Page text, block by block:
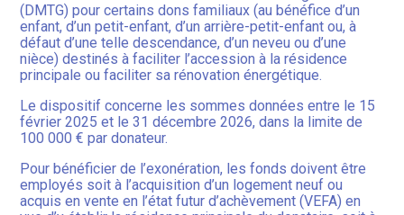
(DMTG) pour certains dons familiaux (au bénéfice d’un
enfant, d’un petit-enfant, d’un arrière-petit-enfant ou, à
défaut d’une telle descendance, d’un neveu ou d’une
nièce) destinés à faciliter l’accession à la résidence
principale ou faciliter sa rénovation énergétique.
Le dispositif concerne les sommes données entre le 15
février 2025 et le 31 décembre 2026, dans la limite de
100 000 € par donateur.
Pour bénéficier de l’exonération, les fonds doivent être
employés soit à l’acquisition d’un logement neuf ou
acquis en vente en l’état futur d’achèvement (VEFA) en